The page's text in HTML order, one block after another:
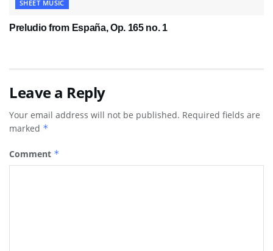
SHEET MUSIC
Preludio from España, Op. 165 no. 1
Leave a Reply
Your email address will not be published. Required fields are
marked *
Comment *